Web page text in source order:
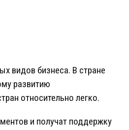
видов бизнеса. В стране
развитию
относительно легко.
и получат поддержку